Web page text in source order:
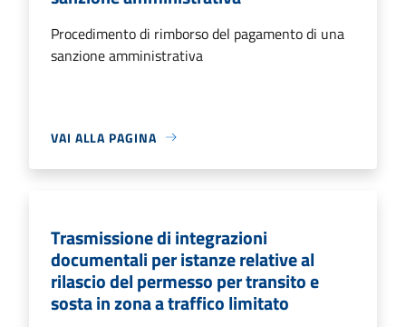
Procedimento di rimborso del pagamento di una
sanzione amministrativa
VAI ALLA PAGINA
Trasmissione di integrazioni
documentali per istanze relative al
rilascio del permesso per transito e
sosta in zona a traffico limitato